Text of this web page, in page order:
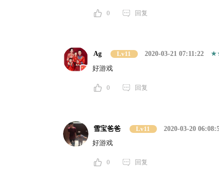
0 回复
Ag Lv11
2020-03-21 07:11:22
好游戏
0 回复
雪宝爸爸 Lv11
2020-03-20
好游戏
0 回复